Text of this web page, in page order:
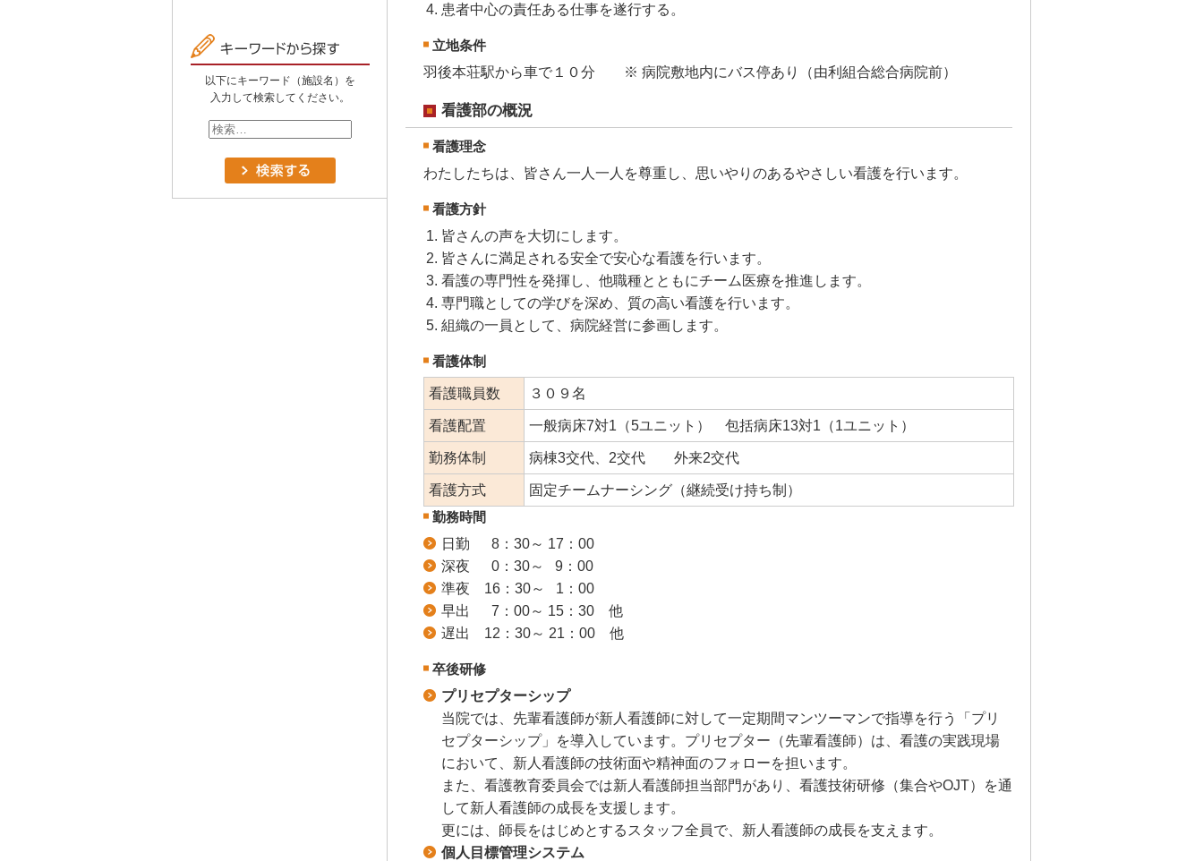
以下にキーワード（施設名）を
入力して検索してください。
患者中心の責任ある仕事を遂行する。
立地条件
羽後本荘駅から車で１０分 ※ 病院敷地内にバス停あり（由利組合総合病院前）
看護部の概況
看護理念
わたしたちは、皆さん一人一人を尊重し、思いやりのあるやさしい看護を行います。
看護方針
皆さんの声を大切にします。
皆さんに満足される安全で安心な看護を行います。
看護の専門性を発揮し、他職種とともにチーム医療を推進します。
専門職としての学びを深め、質の高い看護を行います。
組織の一員として、病院経営に参画します。
看護体制
看護職員数 ３０９名
看護配置 一般病床7対1（5ユニット） 包括病床13対1（1ユニット）
勤務体制 病棟3交代、2交代 外来2交代
看護方式
固定チームナーシング（継続受け持ち制）
勤務時間
日勤 8：30～ 17：00
深夜 0：30～ 9：00
準夜 16：30～ 1：00
早出 7：00～ 15：30 他
遅出 12：30～ 21：00 他
卒後研修
プリセプターシップ
当院では、先輩看護師が新人看護師に対して一定期間マンツーマンで指導を行う「プリ
セプターシップ」を導入しています。プリセプター（先輩看護師）は、看護の実践現場
において、新人看護師の技術面や精神面のフォローを担います。
また、看護教育委員会では新人看護師担当部門があり、看護技術研修（集合やOJT）を通
して新人看護師の成長を支援します。
更には、師長をはじめとするスタッフ全員で、新人看護師の成長を支えます。
個人目標管理システム